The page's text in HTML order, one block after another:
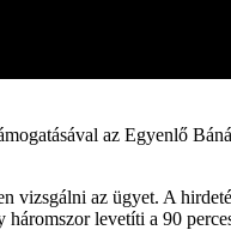
az Egyenlő
vizsgálni az ügyet. A
levetíti a 90